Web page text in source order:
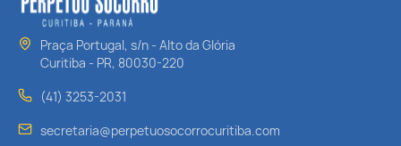
Praça Portugal, s/n - Alto da Glória
Curitiba - PR, 80030-220
(41) 3253-2031
secretaria@perpetuosocorrocuritiba.com